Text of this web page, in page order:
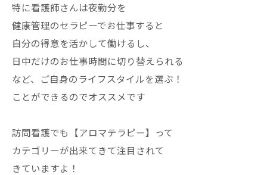
特に看護師さんは夜勤分を
健康管理のセラピーでお仕事すると
自分の得意を活かして働けるし、
日中だけのお仕事時間に切り替えられる
など、ご自身のライフスタイルを選ぶ！
ことができるのでオススメです
訪問看護でも【アロマテラピー】って
カテゴリーが出来てきて注目されて
きていますよ！